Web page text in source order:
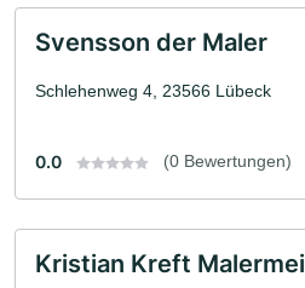
Svensson der Maler
Schlehenweg 4, 23566 Lübeck
0.0 (0 Bewertungen)
Kristian Kreft